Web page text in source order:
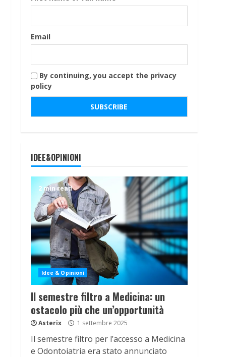
Email
By continuing, you accept the privacy
policy
IDEE&OPINIONI
2 min read
Idee & Opinioni
Il semestre filtro a Medicina: un
ostacolo più che un’opportunità
Asterix 1 settembre 2025
Il semestre filtro per l’accesso a Medicina
e Odontoiatria era stato annunciato